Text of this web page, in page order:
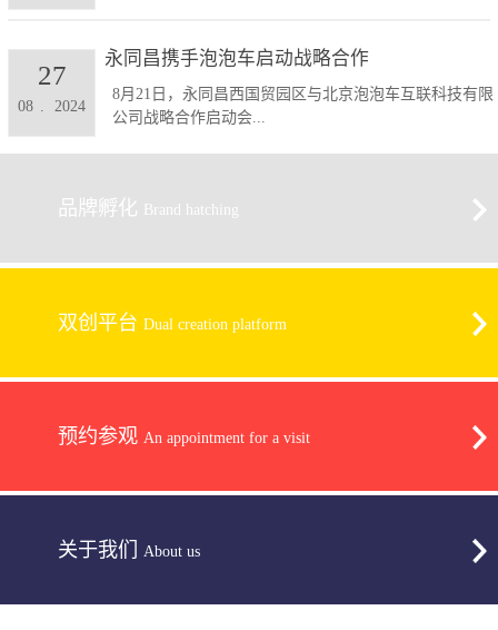
永同昌携手泡泡车启动战略合作
8月21日，永同昌西国贸园区与北京泡泡车互联科技有限
公司战略合作启动会...
08 . 2024
27
品牌孵化 Brand hatching
双创平台 Dual creation platform
预约参观 An appointment for a visit
关于我们 About us